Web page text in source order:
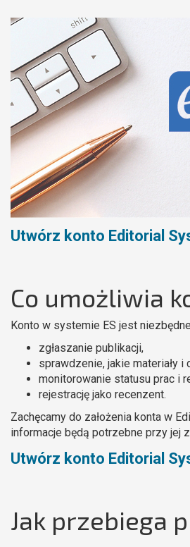
Utwórz konto Editorial
Co umożliwia
Konto w systemie ES jest
zgłaszanie publikacji,
sprawdzenie, jakie materiały
monitorowanie statusu prac i
rejestrację jako recenzent.
Zachęcamy do założenia konta w
informacje będą potrzebne przy jej
Utwórz konto Editorial
Jak przebiega